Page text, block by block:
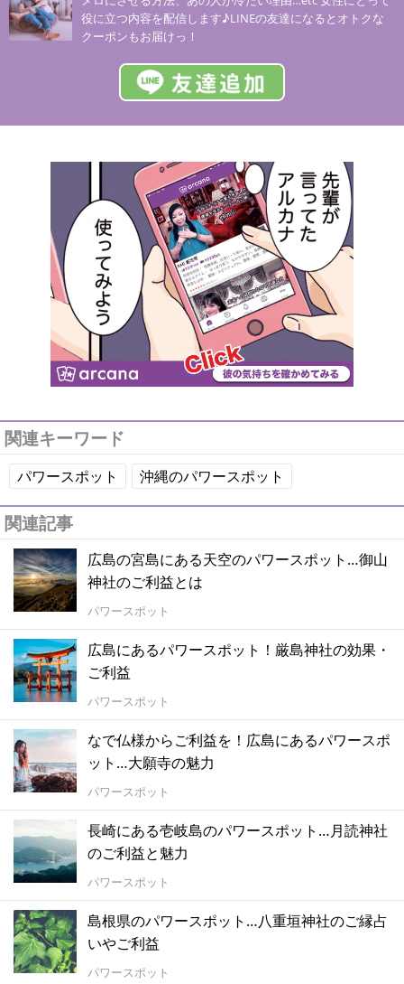
役に立つ内容を配信します♪LINEの友達になるとオトクな
クーポンもお届けっ！
関連キーワード
パワースポット 沖縄のパワースポット
関連記事
広島の宮島にある天空のパワースポット…御山
神社のご利益とは
パワースポット
広島にあるパワースポット！厳島神社の効果・
ご利益
パワースポット
なで仏様からご利益を！広島にあるパワースポ
ット…大願寺の魅力
パワースポット
長崎にある壱岐島のパワースポット…月読神社
のご利益と魅力
パワースポット
島根県のパワースポット…八重垣神社のご縁占
いやご利益
パワースポット